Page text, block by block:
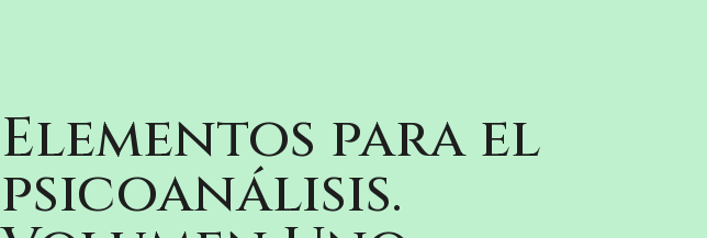
Elementos para el
psicoanálisis.